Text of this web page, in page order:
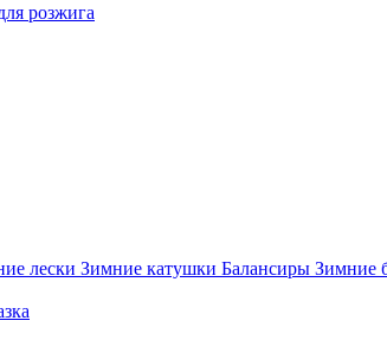
розжига
лески Зимние катушки Балансиры Зимние